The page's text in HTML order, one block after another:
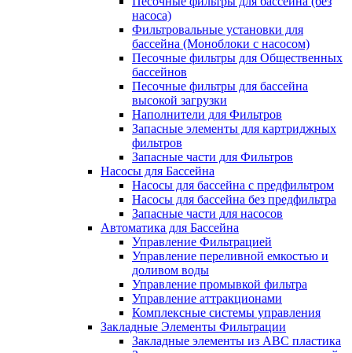
насоса)
Фильтровальные установки для
бассейна (Моноблоки с насосом)
Песочные фильтры для Общественных
бассейнов
Песочные фильтры для бассейна
высокой загрузки
Наполнители для Фильтров
Запасные элементы для картриджных
фильтров
Запасные части для Фильтров
Насосы для Бассейна
Насосы для бассейна с предфильтром
Насосы для бассейна без предфильтра
Запасные части для насосов
Автоматика для Бассейна
Управление Фильтрацией
Управление переливной емкостью и
доливом воды
Управление промывкой фильтра
Управление аттракционами
Комплексные системы управления
Закладные Элементы Фильтрации
Закладные элементы из ABC пластика